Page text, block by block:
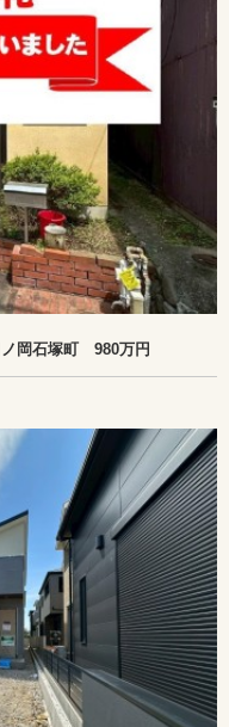
岡石塚町 980万円